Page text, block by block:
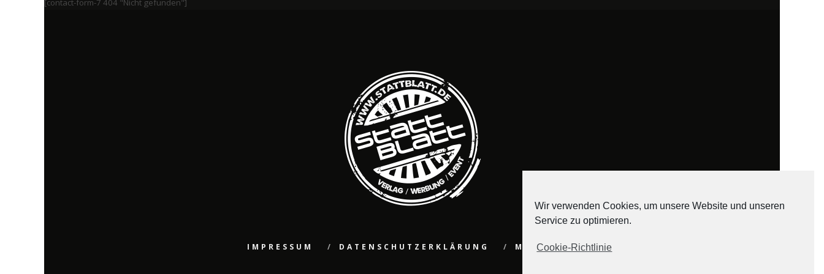
[contact-form-7 404 "Nicht gefunden"]
IMPRESSUM DATENSCHUTZERKLÄRUNG MEDIADATEN
Wir verwenden Cookies, um unsere Website und unseren
Service zu optimieren.
Cookie-Richtlinie